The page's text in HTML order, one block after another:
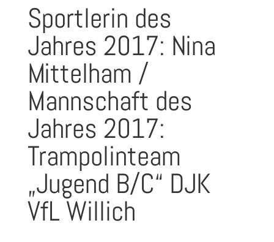
Sportlerin des
Jahres 2017: Nina
Mittelham /
Mannschaft des
Jahres 2017:
Trampolinteam
„Jugend B/C“ DJK
VfL Willich